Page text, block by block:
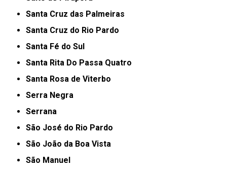
Santa Cruz das Palmeiras
Santa Cruz do Rio Pardo
Santa Fé do Sul
Santa Rita Do Passa Quatro
Santa Rosa de Viterbo
Serra Negra
Serrana
São José do Rio Pardo
São João da Boa Vista
São Manuel